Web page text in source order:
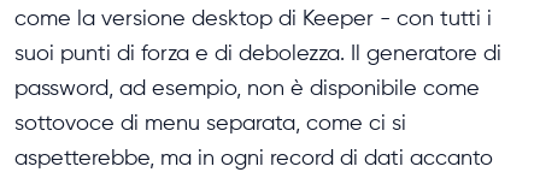
come la versione desktop di Keeper - con tutti i
suoi punti di forza e di debolezza. Il generatore di
password, ad esempio, non è disponibile come
sottovoce di menu separata, come ci si
aspetterebbe, ma in ogni record di dati accanto